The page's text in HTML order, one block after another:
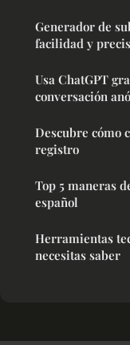
Generador de
facilidad y
Usa ChatGPT
conversación
Descubre cómo
registro
Top 5 maneras
español
Herramientas
necesitas saber